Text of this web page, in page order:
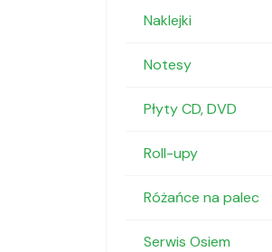
Naklejki
Notesy
Płyty CD, DVD
Roll-upy
Różańce na palec
Serwis Osiem